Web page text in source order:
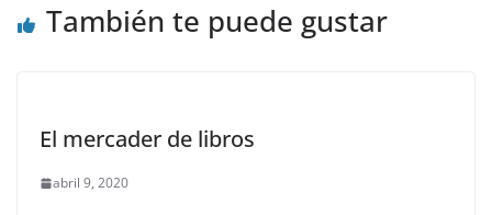
También te puede gustar
El mercader de libros
abril 9, 2020